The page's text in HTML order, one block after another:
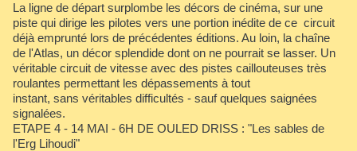
La ligne de départ surplombe les décors de cinéma, sur une
piste qui dirige les pilotes vers une portion inédite de ce circuit
déjà emprunté lors de précédentes éditions. Au loin, la chaîne
de l'Atlas, un décor splendide dont on ne pourrait se lasser. Un
véritable circuit de vitesse avec des pistes caillouteuses très
roulantes permettant les dépassements à tout
instant, sans véritables difficultés - sauf quelques saignées
signalées.
ETAPE 4 - 14 MAI - 6H DE OULED DRISS : "Les sables de
l'Erg Lihoudi"